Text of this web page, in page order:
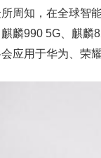
周知，在全球智
麟990 5G、麒麟
应用于华为、荣